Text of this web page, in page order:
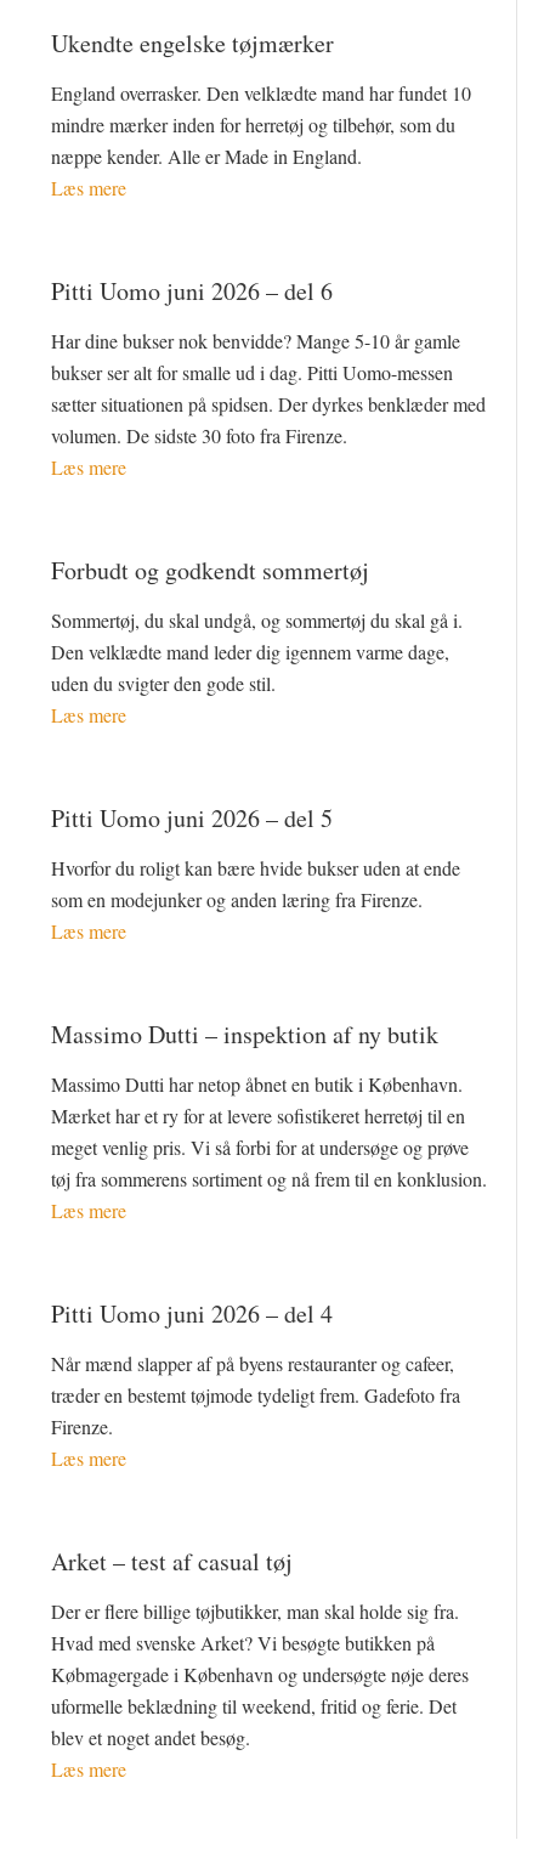
Ukendte engelske tøjmærker
England overrasker. Den velklædte mand har fundet 10
mindre mærker inden for herretøj og tilbehør, som du
næppe kender. Alle er Made in England.
Læs mere
Pitti Uomo juni 2026 – del 6
Har dine bukser nok benvidde? Mange 5-10 år gamle
bukser ser alt for smalle ud i dag. Pitti Uomo-messen
sætter situationen på spidsen. Der dyrkes benklæder med
volumen. De sidste 30 foto fra Firenze.
Læs mere
Forbudt og godkendt sommertøj
Sommertøj, du skal undgå, og sommertøj du skal gå i.
Den velklædte mand leder dig igennem varme dage,
uden du svigter den gode stil.
Læs mere
Pitti Uomo juni 2026 – del 5
Hvorfor du roligt kan bære hvide bukser uden at ende
som en modejunker og anden læring fra Firenze.
Læs mere
Massimo Dutti – inspektion af ny butik
Massimo Dutti har netop åbnet en butik i København.
Mærket har et ry for at levere sofistikeret herretøj til en
meget venlig pris. Vi så forbi for at undersøge og prøve
tøj fra sommerens sortiment og nå frem til en konklusion.
Læs mere
Pitti Uomo juni 2026 – del 4
Når mænd slapper af på byens restauranter og cafeer,
træder en bestemt tøjmode tydeligt frem. Gadefoto fra
Firenze.
Læs mere
Arket – test af casual tøj
Der er flere billige tøjbutikker, man skal holde sig fra.
Hvad med svenske Arket? Vi besøgte butikken på
Købmagergade i København og undersøgte nøje deres
uformelle beklædning til weekend, fritid og ferie. Det
blev et noget andet besøg.
Læs mere